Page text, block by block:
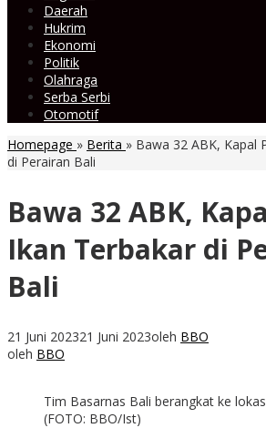
Daerah
Hukrim
Ekonomi
Politik
Olahraga
Serba Serbi
Otomotif
Homepage » Berita » Bawa 32 ABK, Kapal
di Perairan Bali
Bawa 32 ABK,
Ikan Terbakar di
Bali
21 Juni 202321 Juni 2023oleh BBO
oleh BBO
Tim Basarnas Bali berangkat ke
(FOTO: BBO/Ist)